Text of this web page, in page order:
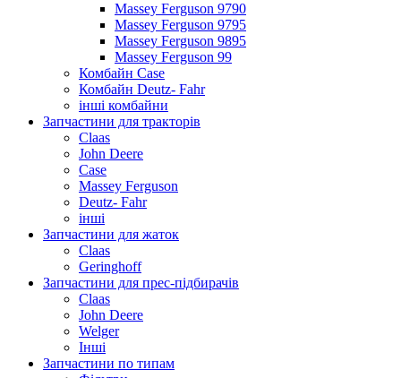
Massey Ferguson 9790
Massey Ferguson 9795
Massey Ferguson 9895
Massey Ferguson 99
Комбайн Case
Комбайн Deutz- Fahr
інші комбайни
Запчастини для тракторів
Claas
John Deere
Case
Massey Ferguson
Deutz- Fahr
інші
Запчастини для жаток
Claas
Geringhoff
Запчастини для прес-підбирачів
Claas
John Deere
Welger
Інші
Запчастини по типам